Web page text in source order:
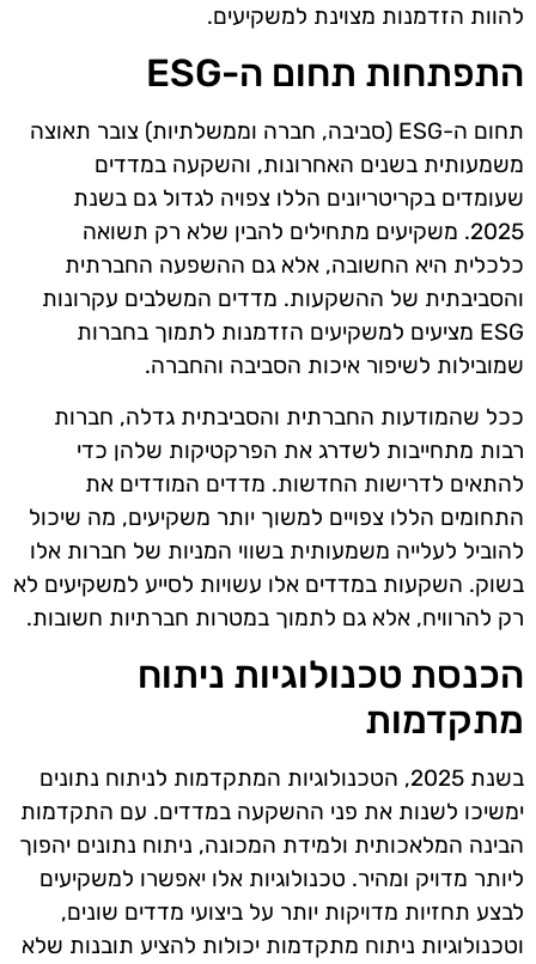
להוות הזדמנות מצוינת למשקיעים.
התפתחות תחום ה-ESG
תחום ה-ESG (סביבה, חברה וממשלתיות) צובר תאוצה
משמעותית בשנים האחרונות, והשקעה במדדים
שעומדים בקריטריונים הללו צפויה לגדול גם בשנת
2025. משקיעים מתחילים להבין שלא רק תשואה
כלכלית היא החשובה, אלא גם ההשפעה החברתית
והסביבתית של ההשקעות. מדדים המשלבים עקרונות
ESG מציעים למשקיעים הזדמנות לתמוך בחברות
שמובילות לשיפור איכות הסביבה והחברה.
ככל שהמודעות החברתית והסביבתית גדלה, חברות
רבות מתחייבות לשדרג את הפרקטיקות שלהן כדי
להתאים לדרישות החדשות. מדדים המודדים את
התחומים הללו צפויים למשוך יותר משקיעים, מה שיכול
להוביל לעלייה משמעותית בשווי המניות של חברות אלו
בשוק. השקעות במדדים אלו עשויות לסייע למשקיעים לא
רק להרוויח, אלא גם לתמוך במטרות חברתיות חשובות.
הכנסת טכנולוגיות ניתוח
מתקדמות
בשנת 2025, הטכנולוגיות המתקדמות לניתוח נתונים
ימשיכו לשנות את פני ההשקעה במדדים. עם התקדמות
הבינה המלאכותית ולמידת המכונה, ניתוח נתונים יהפוך
ליותר מדויק ומהיר. טכנולוגיות אלו יאפשרו למשקיעים
לבצע תחזיות מדויקות יותר על ביצועי מדדים שונים,
וטכנולוגיות ניתוח מתקדמות יכולות להציע תובנות שלא